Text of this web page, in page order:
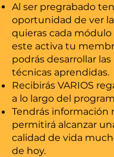
Al ser pregrabado
oportunidad de ver
quieras cada
este activa tu
podrás desarrollar
técnicas aprendidas.
Recibirás VARIOS
a lo largo del
Tendrás información
permitirá alcanzar
calidad de vida
de hoy.